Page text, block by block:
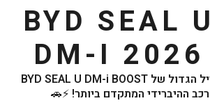
BYD SEAL U
DM-I 2026
הסייל הגדול של BYD SEAL U DM-i BOOST
⚡🚗